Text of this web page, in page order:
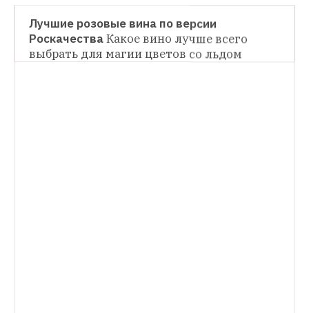
НОВОСТИ
НОВОСТИ
Лучшие розовые вина по версии
РоскачестваКакое вино лучше всего
выбрать для магии цветов со льдом